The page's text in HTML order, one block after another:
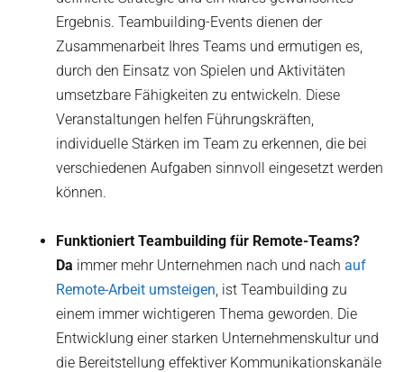
Ergebnis. Teambuilding-Events dienen der
Zusammenarbeit Ihres Teams und ermutigen es,
durch den Einsatz von Spielen und Aktivitäten
umsetzbare Fähigkeiten zu entwickeln. Diese
Veranstaltungen helfen Führungskräften,
individuelle Stärken im Team zu erkennen, die bei
verschiedenen Aufgaben sinnvoll eingesetzt werden
können.
Funktioniert Teambuilding für Remote-Teams?
‍Da immer mehr Unternehmen nach und nachauf
Remote-Arbeit umsteigen, ist Teambuilding zu
einem immer wichtigeren Thema geworden. Die
Entwicklung einer starken Unternehmenskultur und
die Bereitstellung effektiver Kommunikationskanäle